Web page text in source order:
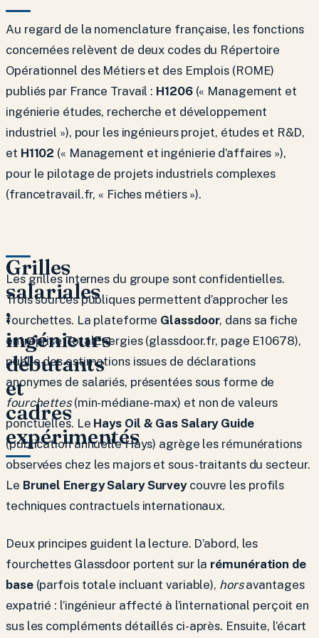
Au regard de la nomenclature française, les fonctions
concernées relèvent de deux codes du Répertoire
Opérationnel des Métiers et des Emplois (ROME)
publiés par France Travail : H1206(« Management et
ingénierie études, recherche et développement
industriel »), pour les ingénieurs projet, études et R&D,
et H1102 (« Management et ingénierie d’affaires »),
pour le pilotage de projets industriels complexes
(francetravail.fr, « Fiches métiers »).
Grilles
salariales
:
ingénieurs
débutants
et
cadres
expérimentés
Les grilles internes du groupe sont confidentielles.
Trois sources publiques permettent d’approcher les
fourchettes. La plateforme Glassdoor, dans sa fiche
entreprise TotalEnergies (glassdoor.fr, page E10678),
publie des estimations issues de déclarations
anonymes de salariés, présentées sous forme de
fourchettes(min-médiane-max) et non de valeurs
ponctuelles. Le Hays Oil & Gas Salary Guide
(publication annuelle Hays) agrège les rémunérations
observées chez les majors et sous-traitants du secteur.
Le Brunel Energy Salary Surveycouvre les profils
techniques contractuels internationaux.
Deux principes guident la lecture. D’abord, les
fourchettes Glassdoor portent sur la rémunération de
base(parfois totale incluant variable), horsavantages
expatrié : l’ingénieur affecté à l’international perçoit en
sus les compléments détaillés ci-après. Ensuite, l’écart